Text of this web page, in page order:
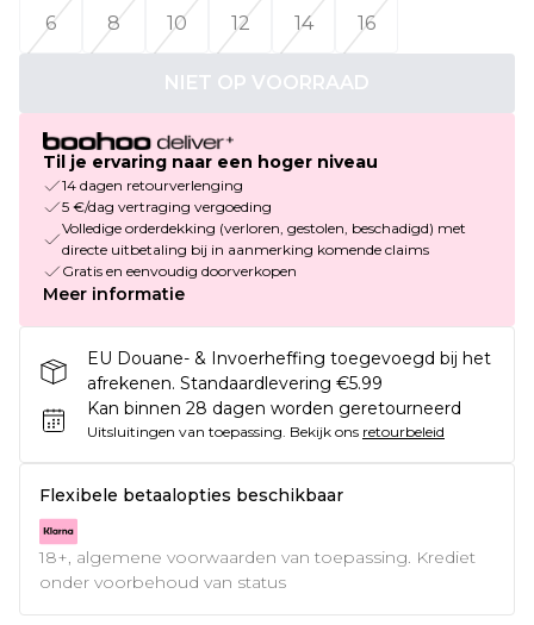
6
8 10 12 14 16
NIET OP VOORRAAD
Til je ervaring naar een hoger niveau
14 dagen retourverlenging
5 €/dag vertraging vergoeding
Volledige orderdekking (verloren, gestolen, beschadigd) met
directe uitbetaling bij in aanmerking komende claims
Gratis en eenvoudig doorverkopen
Meer informatie
EU Douane- & Invoerheffing toegevoegd bij het
afrekenen. Standaardlevering €5.99
Kan binnen 28 dagen worden geretourneerd
Uitsluitingen van toepassing. Bekijk ons retourbeleid
Flexibele betaalopties beschikbaar
18+, algemene voorwaarden van toepassing. Krediet
onder voorbehoud van status